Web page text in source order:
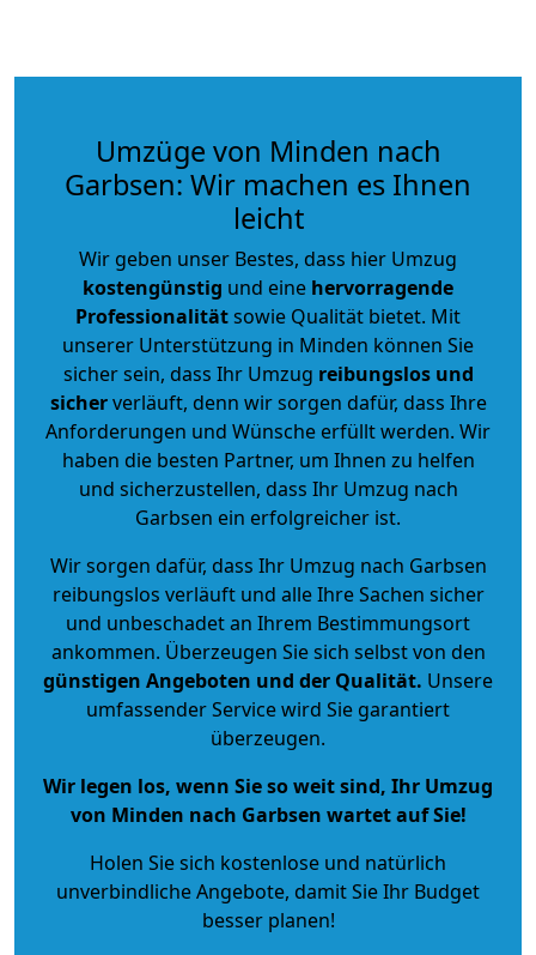
Umzüge von Minden nach
Garbsen: Wir machen es Ihnen
leicht
Wir geben unser Bestes, dass hier Umzug
kostengünstig und eine hervorragende
Professionalitätsowie Qualität bietet. Mit
unserer Unterstützung in Minden können Sie
sicher sein, dass Ihr Umzug reibungslos und
sicherverläuft, denn wir sorgen dafür, dass Ihre
Anforderungen und Wünsche erfüllt werden. Wir
haben die besten Partner, um Ihnen zu helfen
und sicherzustellen, dass Ihr Umzug nach
Garbsen ein erfolgreicher ist.
Wir sorgen dafür, dass Ihr Umzug nach Garbsen
reibungslos verläuft und alle Ihre Sachen sicher
und unbeschadet an Ihrem Bestimmungsort
ankommen. Überzeugen Sie sich selbst von den
günstigen Angeboten und der Qualität. Unsere
umfassender Service wird Sie garantiert
überzeugen.
Wir legen los, wenn Sie so weit sind, Ihr Umzug
von Minden nach Garbsen wartet auf Sie!
Holen Sie sich kostenlose und natürlich
unverbindliche Angebote, damit Sie Ihr Budget
besser planen!